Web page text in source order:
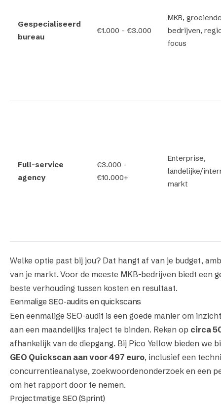
Gespecialiseerd
bureau
€1.000 - €3.000
MKB,
bedrijven,
focus
Full-service
agency
€3.000 -
€10.000+
Enterprise,
landelijke/
markt
Welke optie past bij jou? Dat hangt af van je budget,
van je markt. Voor de meeste MKB-bedrijven biedt een
beste verhouding tussen kosten en resultaat.
Eenmalige SEO-audits en quickscans
Een eenmalige SEO-audit is een goede manier om
aan een maandelijks traject te binden. Reken op circa
afhankelijk van de diepgang. Bij Pico Yellow bieden we
GEO Quickscan aan voor 497 euro, inclusief een
concurrentieanalyse, zoekwoordenonderzoek en een
om het rapport door te nemen.
Projectmatige SEO (Sprint)